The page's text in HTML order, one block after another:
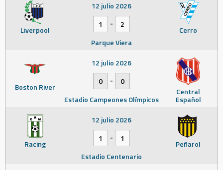
Liverpool Cerro
12 julio 2026
1
-
2
Parque Viera
Boston River Central
Español
12 julio 2026
0
-
0
Estadio Campeones Olímpicos
Racing Peñarol
12 julio 2026
1
-
1
Estadio Centenario